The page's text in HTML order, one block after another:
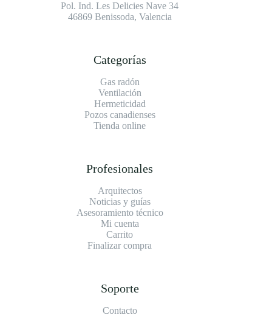
Pol. Ind. Les Delicies Nave 34
46869 Benissoda, Valencia
Categorías
Gas radón
Ventilación
Hermeticidad
Pozos canadienses
Tienda online
Profesionales
Arquitectos
Noticias y guías
Asesoramiento técnico
Mi cuenta
Carrito
Finalizar compra
Soporte
Contacto